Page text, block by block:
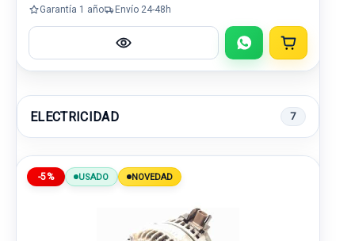
Garantía 1 año Envío 24-48h
ELECTRICIDAD 7
-5% USADO NOVEDAD